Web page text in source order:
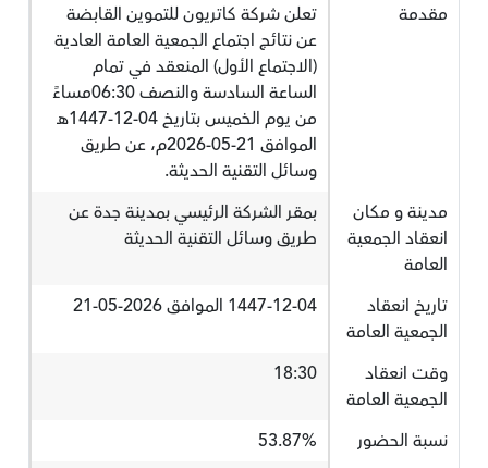
مقدمة
تعلن شركة كاتريون للتموين القابضة
عن نتائج اجتماع الجمعية العامة العادية
(الاجتماع الأول) المنعقد في تمام
الساعة السادسة والنصف 06:30مساءً
من يوم الخميس بتاريخ 04-12-1447هـ
الموافق 21-05-2026م، عن طريق
وسائل التقنية الحديثة.
مدينة و مكان
انعقاد الجمعية
العامة
بمقر الشركة الرئيسي بمدينة جدة عن
طريق وسائل التقنية الحديثة
تاريخ انعقاد
الجمعية العامة
1447-12-04 الموافق 2026-05-21
وقت انعقاد
الجمعية العامة
18:30
نسبة الحضور
53.87%